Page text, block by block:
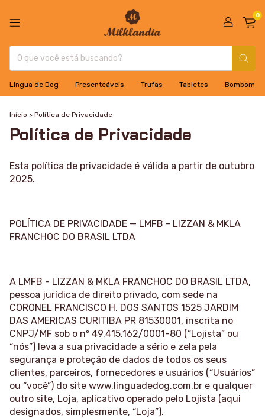
0
Lingua de Dog Presenteáveis Trufas Tabletes Bombom
Início > Política de Privacidade
Política de Privacidade
Esta política de privacidade é válida a partir de outubro
2025.
POLÍTICA DE PRIVACIDADE — LMFB - LIZZAN & MKLA
FRANCHOC DO BRASIL LTDA
A LMFB - LIZZAN & MKLA FRANCHOC DO BRASIL LTDA,
pessoa jurídica de direito privado, com sede na
CORONEL FRANCISCO H. DOS SANTOS 1525 JARDIM
DAS AMERICAS CURITIBA PR 81530001, inscrita no
CNPJ/MF sob o nº 49.415.162/0001-80 (“Lojista” ou
“nós”) leva a sua privacidade a sério e zela pela
segurança e proteção de dados de todos os seus
clientes, parceiros, fornecedores e usuários (“Usuários”
ou “você”) do site www.linguadedog.com.br e qualquer
outro site, Loja, aplicativo operado pelo Lojista (aqui
designados, simplesmente, “Loja”).